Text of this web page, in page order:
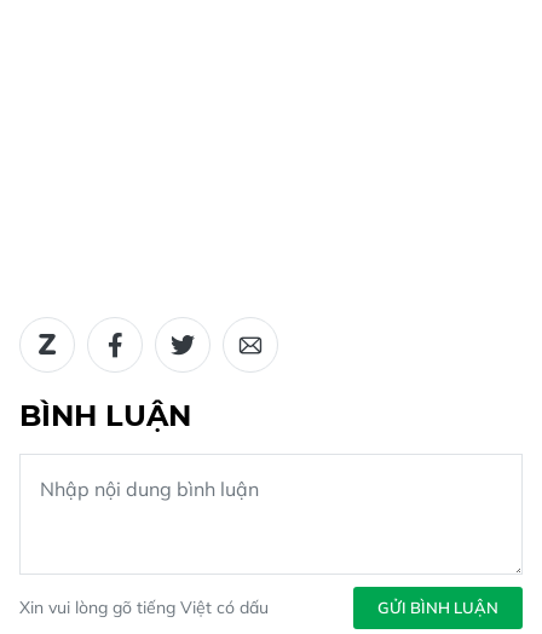
BÌNH LUẬN
Xin vui lòng gõ tiếng Việt có dấu GỬI BÌNH LUẬN